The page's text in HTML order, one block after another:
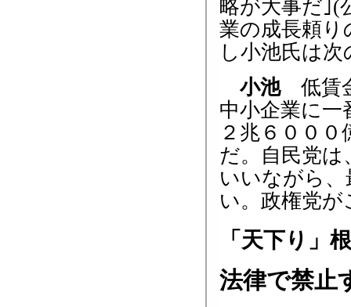
略が大事だ｣(
業の成長頼
し小池氏は
小池低賃
中小企業に一
２兆６００
だ。自民党は
いいながら
い。政権党
「天下り」
法律で禁止